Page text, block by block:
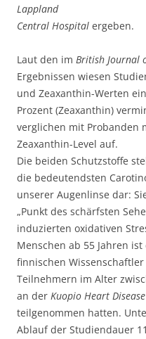
Lappland
Central Hospital ergeben.
Laut den im British Journal
Ergebnissen wiesen
und Zeaxanthin-Werten
Prozent (Zeaxanthin)
verglichen mit Probanden
Zeaxanthin-Level auf.
Die beiden Schutzstoffe
die bedeutendsten
unserer Augenlinse dar:
„Punkt des schärfsten
induzierten oxidativen
Menschen ab 55 Jahren
finnischen
Teilnehmern im Alter
an der Kuopio Heart
teilgenommen hatten.
Ablauf der Studiendauer